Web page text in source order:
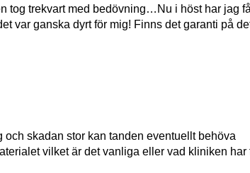
tog trekvart med bedövning…Nu i höst har jag
var ganska dyrt för mig! Finns det garanti på
skadan stor kan tanden eventuellt behöva
vilket är det vanliga eller vad kliniken har